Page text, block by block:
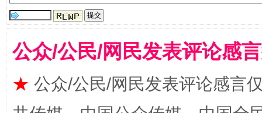
揭批美国五大"原罪" "
公众/公民/网民发表评论感
★ 公众/公民/网民发表评论感言